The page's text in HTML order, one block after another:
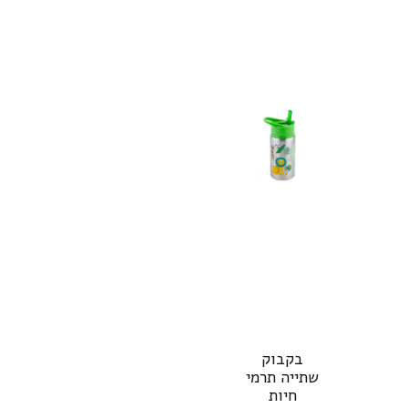
בקבוק
שתייה תרמי
חיות